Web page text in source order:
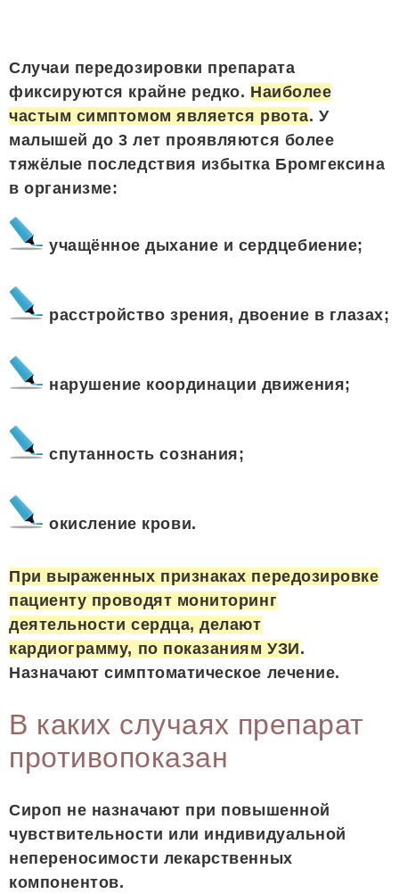
Случаи передозировки препарата
фиксируются крайне редко. Наиболее
частым симптомом является рвота. У
малышей до 3 лет проявляются более
тяжёлые последствия избытка Бромгексина
в организме:
учащённое дыхание и сердцебиение;
расстройство зрения, двоение в глазах;
нарушение координации движения;
спутанность сознания;
окисление крови.
При выраженных признаках передозировке
пациенту проводят мониторинг
деятельности сердца, делают
кардиограмму, по показаниям УЗИ.
Назначают симптоматическое лечение.
В каких случаях препарат
противопоказан
Сироп не назначают при повышенной
чувствительности или индивидуальной
непереносимости лекарственных
компонентов.